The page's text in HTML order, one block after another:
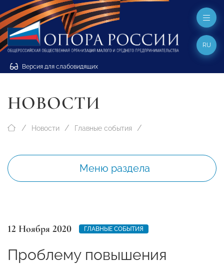
Версия для слабовидящих
RU
НОВОСТИ
Новости Главные события
Меню раздела
12 Ноября 2020 ГЛАВНЫЕ СОБЫТИЯ
Проблему повышения